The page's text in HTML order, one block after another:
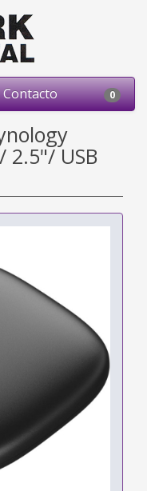
Contacto 0
2.5"/ USB